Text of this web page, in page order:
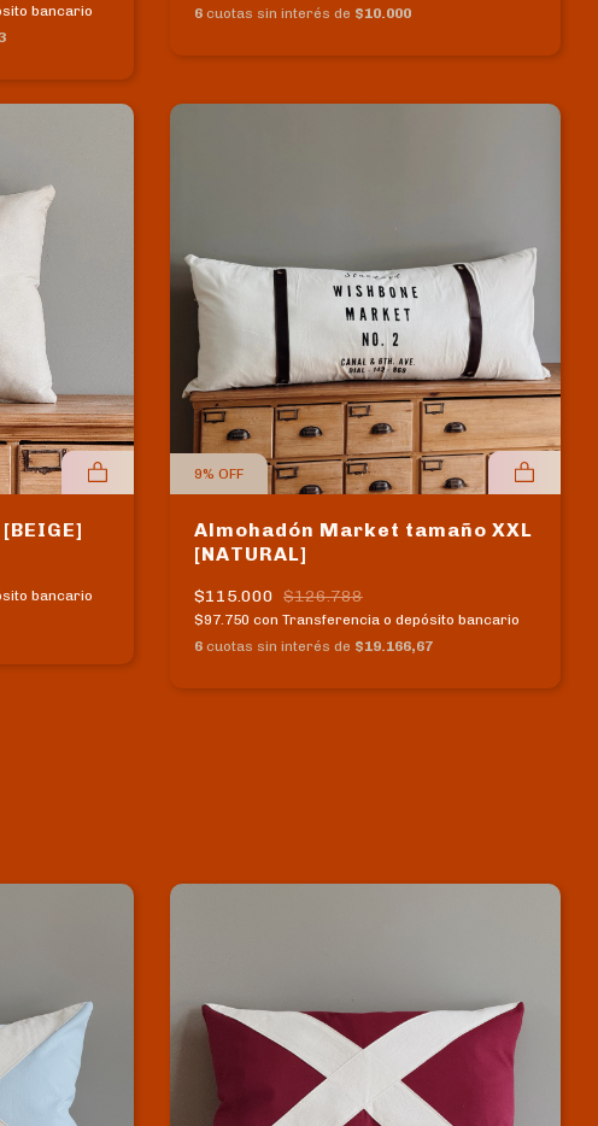
bancario
6 cuotas sin interés de $10.000
bancario
9% OFF
Almohadón Market tamaño XXL
[NATURAL]
$115.000 $126.788
$97.750 con Transferencia o depósito bancario
6 cuotas sin interés de $19.166,67